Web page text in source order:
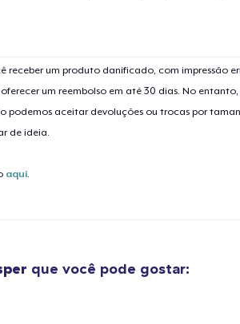
receber um produto danificado, com impressão
um reembolso em até 30 dias. No
podemos aceitar devoluções ou trocas por
de ideia.
aqui.
que você pode gostar:
adicionado ao